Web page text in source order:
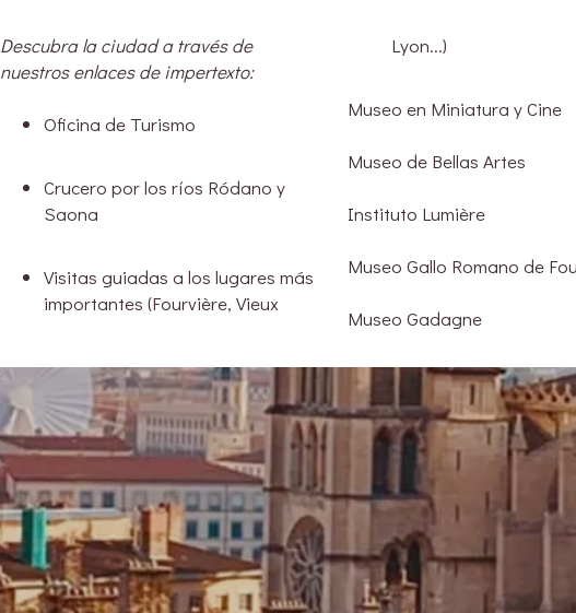
Descubra la ciudad a través de
nuestros enlaces de impertexto:
Oficina de Turismo
Crucero por los ríos Ródano y
Saona
Visitas guiadas a los lugares más
importantes (Fourvière, Vieux
Lyon...)
Museo en Miniatura y Cine
Museo de Bellas Artes
Instituto Lumière
Museo Gallo Romano de
Museo Gadagne